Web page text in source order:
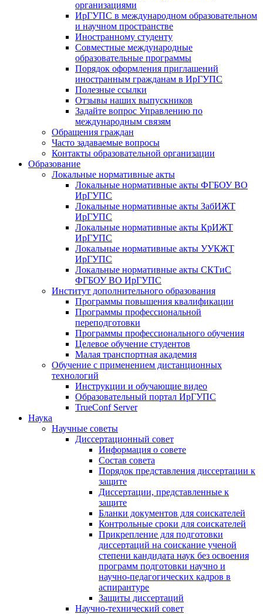
организациями
ИрГУПС в международном образовательном
и научном пространстве
Иностранному студенту
Совместные международные
образовательные программы
Порядок оформления приглашений
иностранным гражданам в ИрГУПС
Полезные ссылки
Отзывы наших выпускников
Задайте вопрос Управлению по
международным связям
Обращения граждан
Часто задаваемые вопросы
Контакты образовательной организации
Образование
Локальные нормативные акты
Локальные нормативные акты ФГБОУ ВО
ИрГУПС
Локальные нормативные акты ЗабИЖТ
ИрГУПС
Локальные нормативные акты КрИЖТ
ИрГУПС
Локальные нормативные акты УУКЖТ
ИрГУПС
Локальные нормативные акты СКТиС
ФГБОУ ВО ИрГУПС
Институт дополнительного образования
Программы повышения квалификации
Программы профессиональной
переподготовки
Программы профессионального обучения
Целевое обучение студентов
Малая транспортная академия
Обучение с применением дистанционных
технологий
Инструкции и обучающие видео
Образовательный портал ИрГУПС
TrueConf Server
Наука
Научные советы
Диссертационный совет
Информация о совете
Состав совета
Порядок представления диссертации к
защите
Диссертации, представленные к
защите
Бланки документов для соискателей
Контрольные сроки для соискателей
Прикрепление для подготовки
диссертаций на соискание ученой
степени кандидата наук без освоения
программ подготовки научно и
научно-педагогических кадров в
аспирантуре
Защиты диссертаций
Научно-технический совет